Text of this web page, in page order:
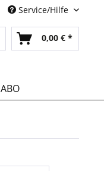
Service/Hilfe
0,00 € *
ABO